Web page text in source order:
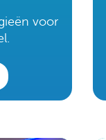
voor